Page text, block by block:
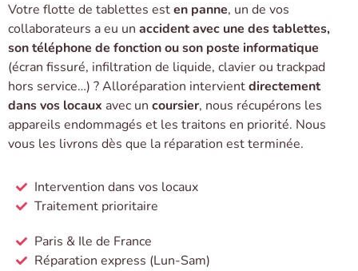
Votre flotte de tablettes esten panne, un de vos
collaborateurs a eu un accident avec une des tablettes,
son téléphone de fonction ou son poste informatique
(écran fissuré, infiltration de liquide, clavier ou trackpad
hors service…) ? Alloréparation intervientdirectement
dans vos locaux avec un coursier, nous récupérons les
appareils endommagés et les traitons en priorité. Nous
vous les livrons dès que la réparation est terminée.
Intervention dans vos locaux
Traitement prioritaire
Paris & Ile de France
Réparation express (Lun-Sam)